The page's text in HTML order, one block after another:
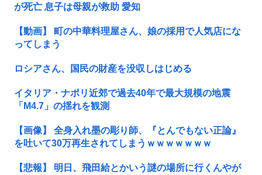
が死亡 息子は母親が救助 愛知
【動画】 町の中華料理屋さん、娘の採用で人気店にな
ってしまう
ロシアさん、国民の財産を没収しはじめる
イタリア・ナポリ近郊で過去40年で最大規模の地震
「M4.7」の揺れを観測
【画像】 全身入れ墨の彫り師、『とんでもない正論』
を吐いて30万再生されてしまうｗｗｗｗｗｗｗ
【悲報】 明日、飛田給とかいう謎の場所に行くんやが